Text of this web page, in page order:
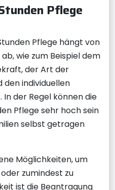
Pflege
Pflege hängt von
wie zum Beispiel dem
der Art der
individuellen
In der Regel können die
Pflege sehr hoch sein
selbst getragen
Möglichkeiten, um
zumindest zu
ist die Beantragung